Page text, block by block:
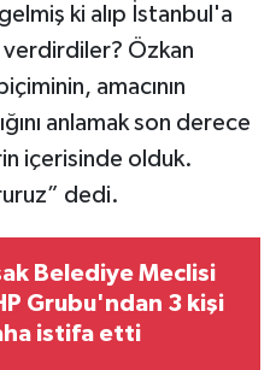
ki alıp İstanbul'a
Özkan
amacının
anlamak son derece
içerisinde olduk.
dedi.
Belediye Meclisi
Grubu'ndan 3 kişi
istifa etti